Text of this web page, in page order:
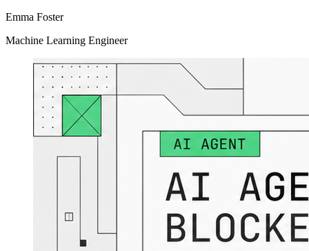
Emma Foster
Machine Learning Engineer